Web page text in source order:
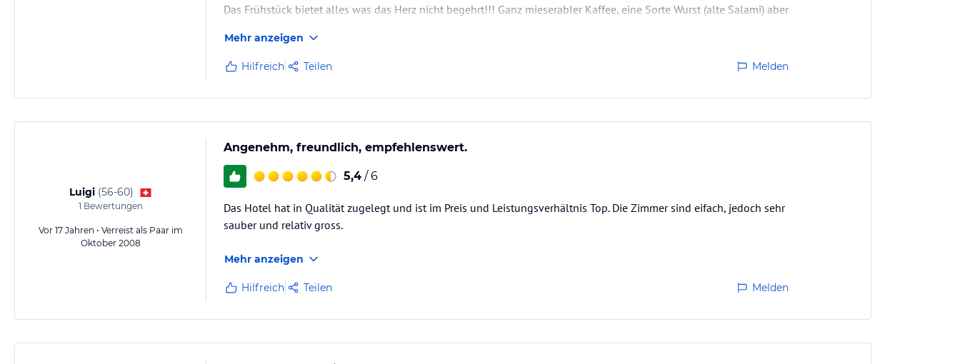
Das Frühstück bietet alles was das Herz nicht begehrt!!! Ganz mieserabler Kaffee, eine Sorte Wurst (alte Salami) aber
Mehr anzeigen
Hilfreich Teilen Melden
Luigi (56-60)
1 Bewertungen
Vor 17 Jahren • Verreist als Paar im
Oktober 2008
Angenehm, freundlich, empfehlenswert.
5,4 / 6
Das Hotel hat in Qualität zugelegt und ist im Preis und Leistungsverhältnis Top. Die Zimmer sind eifach, jedoch sehr
sauber und relativ gross.
Mehr anzeigen
Hilfreich Teilen Melden